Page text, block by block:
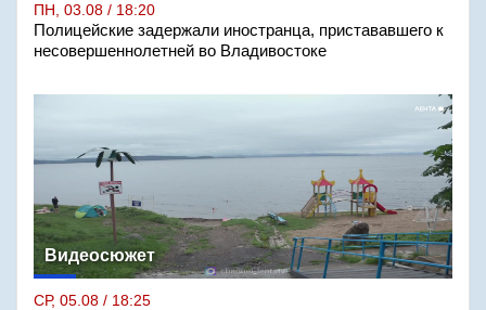
ПН, 03.08 / 18:20
Полицейские задержали иностранца, пристававшего к
несовершеннолетней во Владивостоке
Видеосюжет
СР, 05.08 / 18:25